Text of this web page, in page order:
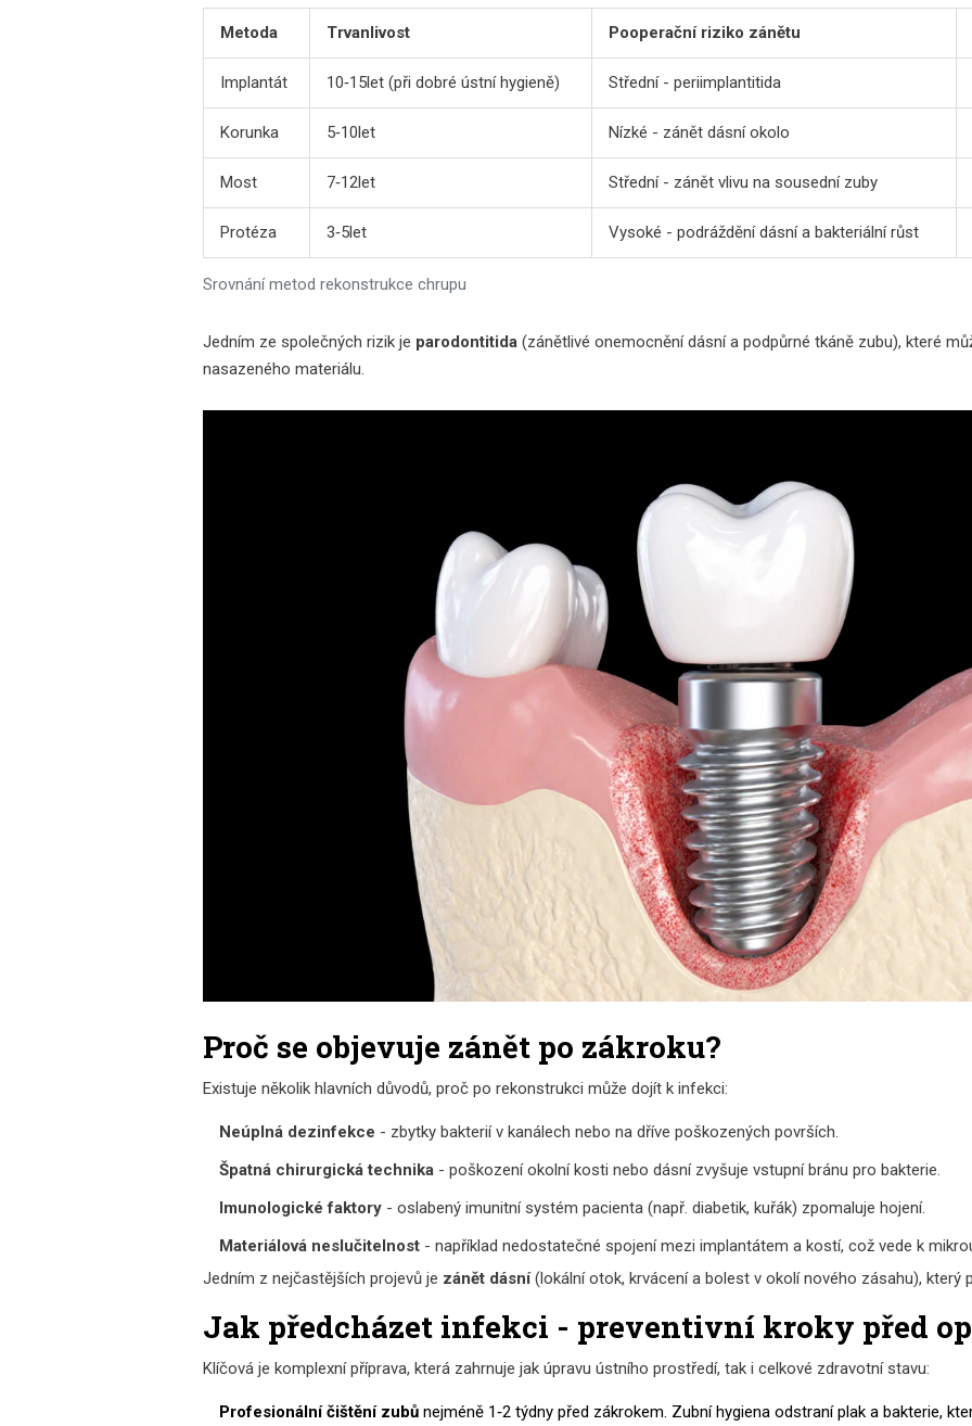
Srovnání metod rekonstrukce chrupu
Metoda Trvanlivost Pooperační riziko zánětu
Implantát 10‑15let (při dobré ústní hygieně) Střední - periimplantitida
Korunka 5‑10let Nízké - zánět dásní okolo
Most 7‑12let Střední - zánět vlivu na sousední zuby
Protéza 3‑5let Vysoké - podráždění dásní a bakteriální růst
Jedním ze společných rizik je parodontitida (zánětlivé onemocnění dásní a podpůrné tkáně zubu), které
nasazeného materiálu.
Proč se objevuje zánět po zákroku?
Existuje několik hlavních důvodů, proč po rekonstrukci může dojít k infekci:
Neúplná dezinfekce - zbytky bakterií v kanálech nebo na dříve poškozených površích.
Špatná chirurgická technika - poškození okolní kosti nebo dásní zvyšuje vstupní bránu pro bakterie.
Imunologické faktory - oslabený imunitní systém pacienta (např. diabetik, kuřák) zpomaluje hojení.
Materiálová neslučitelnost - například nedostatečné spojení mezi implantátem a kostí, což vede k
Jedním z nejčastějších projevů je zánět dásní(lokální otok, krvácení a bolest v okolí nového zásahu), který
Jak předcházet infekci - preventivní kroky před
Klíčová je komplexní příprava, která zahrnuje jak úpravu ústního prostředí, tak i celkové zdravotní stavu:
Profesionální čištění zubů nejméně 1‑2 týdny před zákrokem. Zubní hygiena odstraní plak a bakterie,